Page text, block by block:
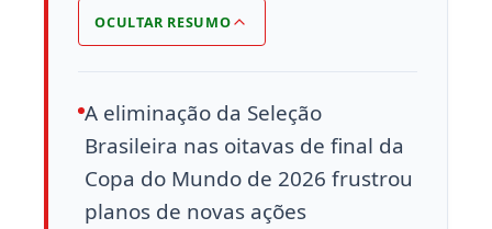
OCULTAR RESUMO
A eliminação da Seleção
Brasileira nas oitavas de final da
Copa do Mundo de 2026 frustrou
planos de novas ações